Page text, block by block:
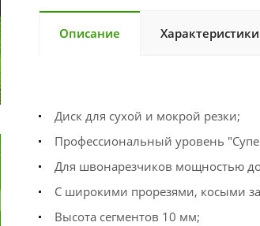
Описание Характеристики
Диск для сухой и мокрой резки;
Профессиональный уровень
Для швонарезчиков мощностью
С широкими прорезями, косыми
Высота сегментов 10 мм;